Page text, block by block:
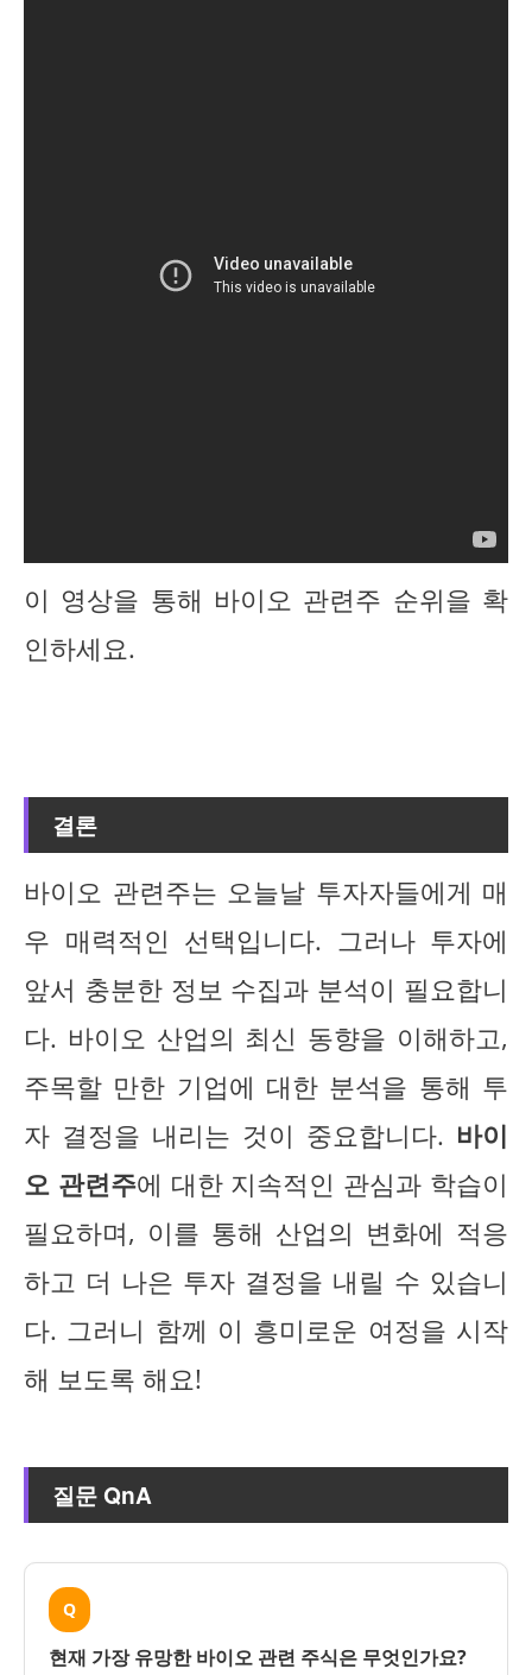
이 영상을 통해 바이오 관련주 순위을 확
인하세요.
결론
바이오 관련주는 오늘날 투자자들에게 매
우 매력적인 선택입니다. 그러나 투자에
앞서 충분한 정보 수집과 분석이 필요합니
다. 바이오 산업의 최신 동향을 이해하고,
주목할 만한 기업에 대한 분석을 통해 투
자 결정을 내리는 것이 중요합니다. 바이
오 관련주에 대한 지속적인 관심과 학습이
필요하며, 이를 통해 산업의 변화에 적응
하고 더 나은 투자 결정을 내릴 수 있습니
다. 그러니 함께 이 흥미로운 여정을 시작
해 보도록 해요!
질문 QnA
Q
현재 가장 유망한 바이오 관련 주식은 무엇인가요?